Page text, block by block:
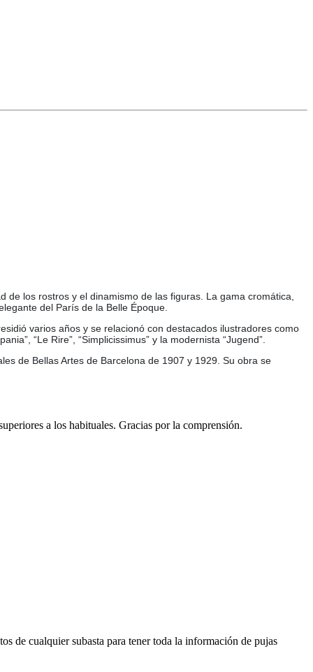
de los rostros y el dinamismo de las figuras. La gama cromática,
del París de la Belle Époque.
varios años y se relacionó con destacados ilustradores como
“Le Rire”, “Simplicissimus” y la modernista “Jugend”.
de Bellas Artes de Barcelona de 1907 y 1929. Su obra se
a los habituales. Gracias por la comprensión.
de cualquier subasta para tener toda la información de pujas